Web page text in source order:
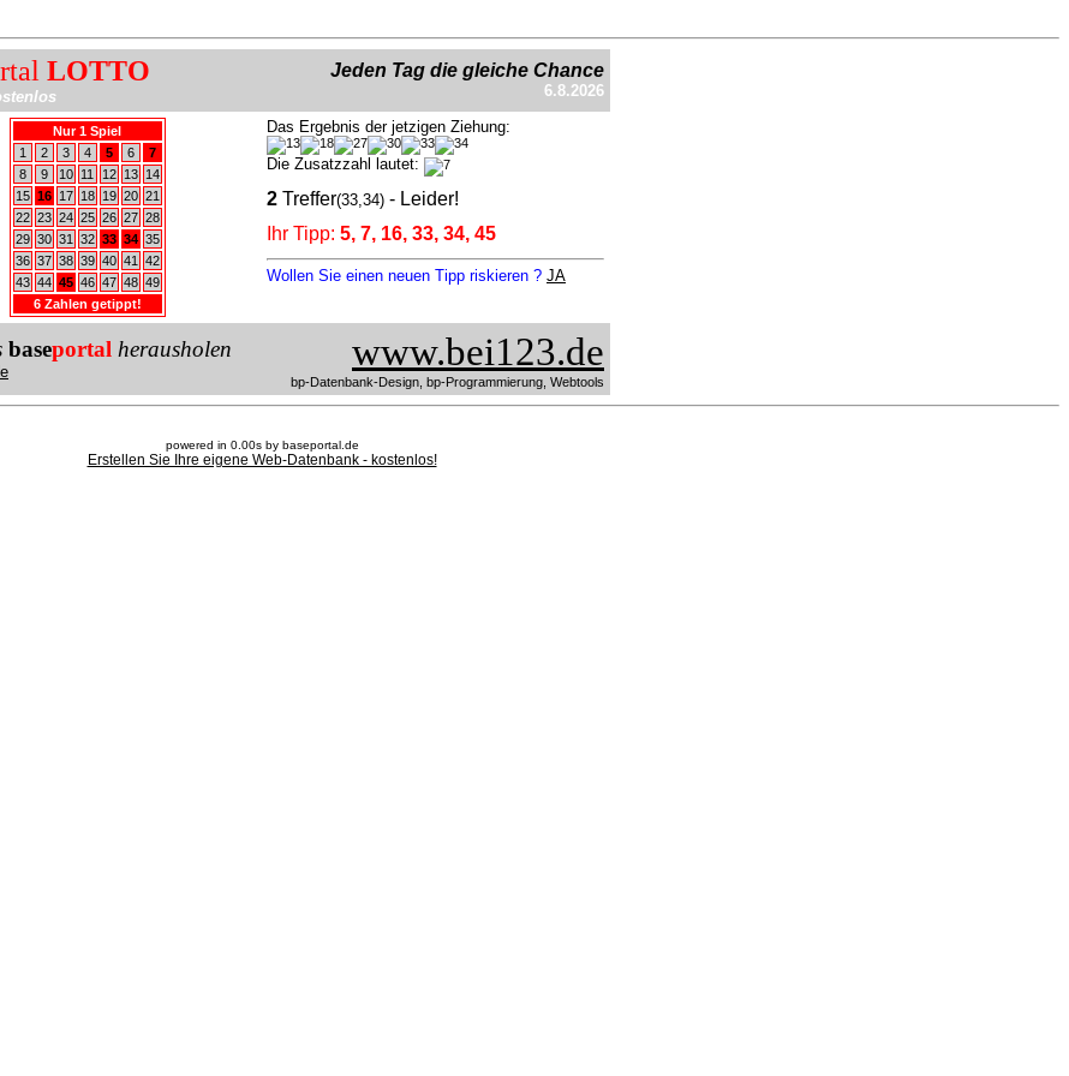
LOTTO Jeden Tag die gleiche Chance
6.8.2026
Nur 1 Spiel
1
2 3 4 5 6
7
8
9 10 11 12 13
14
15 16 17 18 19 20 21
22 23 24 25 26 27 28
29 30 31 32 33 34 35
36 37 38 39 40 41
42
43 44 45 46 47 48 49
6 Zahlen getippt!
Das Ergebnis der jetzigen Ziehung:
Die Zusatzzahl lautet:
2 Treffer(33,34) - Leider!
Ihr Tipp: 5, 7, 16, 33, 34, 45
Wollen Sie einen neuen Tipp riskieren ? JA
baseportal herausholen www.bei123.de
bp-Datenbank-Design, bp-Programmierung, Webtools
powered in 0.00s by baseportal.de
Erstellen Sie Ihre eigene Web-Datenbank - kostenlos!